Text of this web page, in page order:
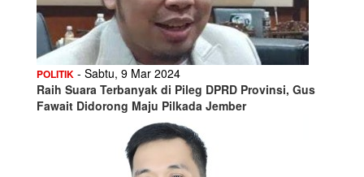
POLITIK - Sabtu, 9 Mar 2024
Raih Suara Terbanyak di Pileg DPRD Provinsi, Gus
Fawait Didorong Maju Pilkada Jember